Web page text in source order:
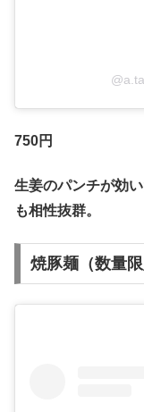
750円
生姜のパンチが効
も相性抜群。
焼豚麺（数量限